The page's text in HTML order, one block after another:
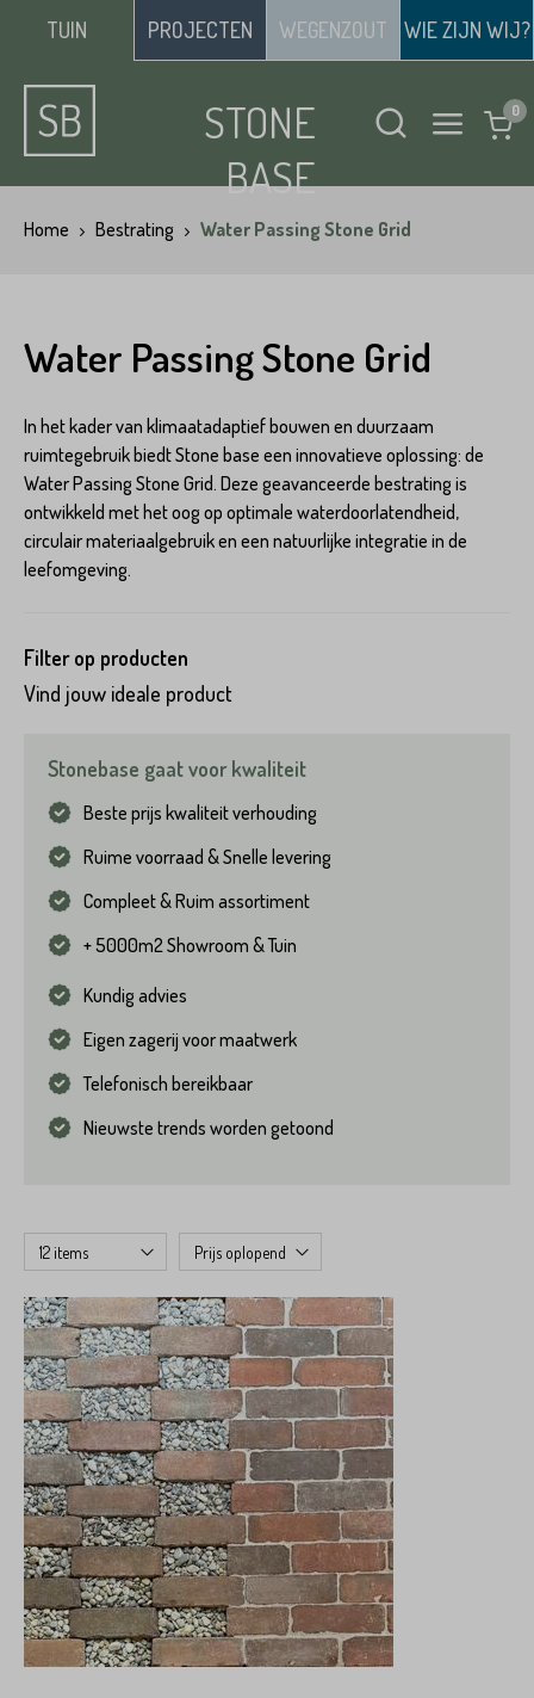
TUIN PROJECTEN WEGENZOUT WIE ZIJN WIJ?
STONE
BASE
Home Bestrating Water Passing Stone Grid
Water Passing Stone Grid
In het kader van klimaatadaptief bouwen en duurzaam
ruimtegebruik biedt Stone base een innovatieve oplossing: de
Water Passing Stone Grid. Deze geavanceerde bestrating is
ontwikkeld met het oog op optimale waterdoorlatendheid,
circulair materiaalgebruik en een natuurlijke integratie in de
leefomgeving.
Filter op producten
Vind jouw ideale product
Stonebase gaat voor kwaliteit
Beste prijs kwaliteit verhouding
Ruime voorraad & Snelle levering
Compleet & Ruim assortiment
+ 5000m2 Showroom & Tuin
Kundig advies
Eigen zagerij voor maatwerk
Telefonisch bereikbaar
Nieuwste trends worden getoond